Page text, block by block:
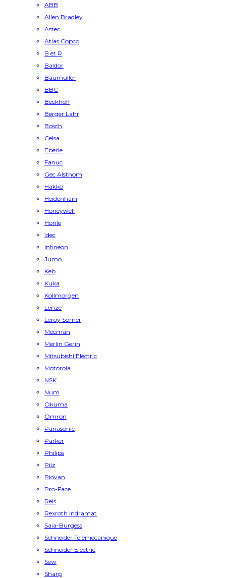
ABB
Allen Bradley
Astec
Atlas Copco
B et R
Baldor
Baumuller
BBC
Beckhoff
Berger Lahr
Bosch
Celsa
Eberle
Fanuc
Gec Alsthom
Hakko
Heidenhain
Honeywell
Honle
Idec
Infineon
Jumo
Keb
Kuka
Kollmorgen
Lenze
Leroy Somer
Mecman
Merlin Gerin
Mitsubishi Electric
Motorola
NSK
Num
Okuma
Omron
Panasonic
Parker
Philips
Pilz
Piovan
Pro-Face
Reis
Rexroth Indramat
Saia-Burgess
Schneider Telemecanique
Schneider Electric
Sew
Sharp